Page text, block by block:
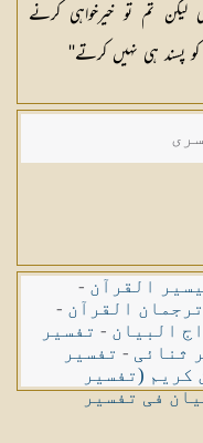
لیکن تم تو خیرخواہی کرنے
کو پسند ہی نہیں کرتے''
القرآن -
القرآن -
البیان - تفسیر
ثنائی - تفسیر
کریم (تفسیر
فی تفسیر